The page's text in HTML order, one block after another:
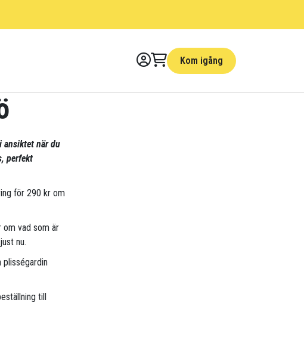
Kom igång
ansiktet när du
perfekt
för 290 kr om
om vad som är
nu.
till